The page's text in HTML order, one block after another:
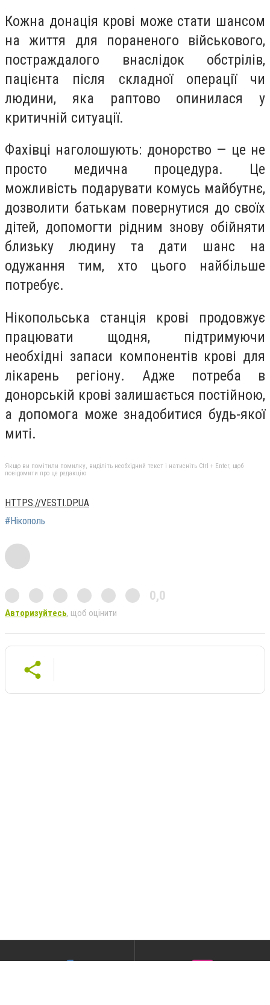
Кожна донація крові може стати шансом
на життя для пораненого військового,
постраждалого внаслідок обстрілів,
пацієнта після складної операції чи
людини, яка раптово опинилася у
критичній ситуації.
Фахівці наголошують: донорство — це не
просто медична процедура. Це
можливість подарувати комусь майбутнє,
дозволити батькам повернутися до своїх
дітей, допомогти рідним знову обійняти
близьку людину та дати шанс на
одужання тим, хто цього найбільше
потребує.
Нікопольська станція крові продовжує
працювати щодня, підтримуючи
необхідні запаси компонентів крові для
лікарень регіону. Адже потреба в
донорській крові залишається постійною,
а допомога може знадобитися будь-якої
миті.
Якщо ви помітили помилку, виділіть необхідний текст і натисніть Ctrl + Enter, щоб
повідомити про це редакцію
HTTPS://VESTI.DP.UA
#Нікополь
0,0
Авторизуйтесь, щоб оцінити